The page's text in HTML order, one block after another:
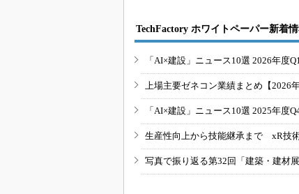
TechFactory ホワイトペーパー新着
「AI×建設」ニュース10選 2026年度
上場主要ゼネコン業績まとめ【2026
「AI×建設」ニュース10選 2025年度
生産性向上から技能継承まで xR技
写真で振り返る第32回「建築・建材展